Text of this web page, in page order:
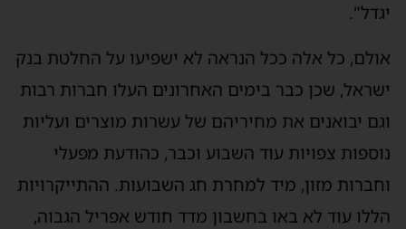
יגדל".
אולם, כל אלה ככל הנראה לא ישפיעו על החלטת בנק
ישראל, שכן כבר בימים האחרונים העלו חברות רבות
וגם יבואנים את מחיריהם של עשרות מוצרים ועליות
נוספות צפויות עוד השבוע וכבר, כהודעת מפעלי
וחברות מזון, מיד למחרת חג השבועות. ההתייקרויות
הללו עוד לא באו בחשבון מדד חודש אפריל הגבוה,